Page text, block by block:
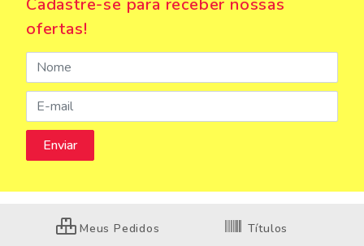
Cadastre-se para receber nossas
ofertas!
Meus Pedidos Títulos